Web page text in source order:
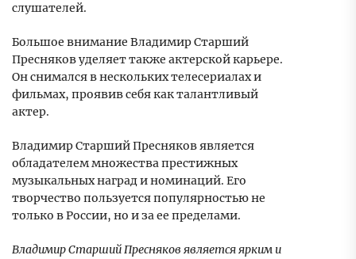
слушателей.
Большое внимание Владимир Старший
Пресняков уделяет также актерской карьере.
Он снимался в нескольких телесериалах и
фильмах, проявив себя как талантливый
актер.
Владимир Старший Пресняков является
обладателем множества престижных
музыкальных наград и номинаций. Его
творчество пользуется популярностью не
только в России, но и за ее пределами.
Владимир Старший Пресняков является ярким и